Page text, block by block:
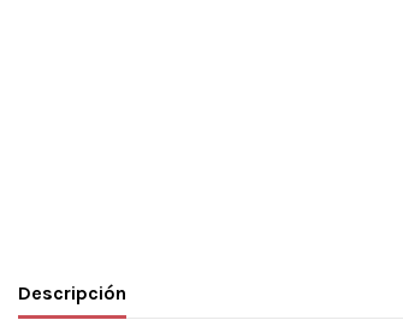
Descripción